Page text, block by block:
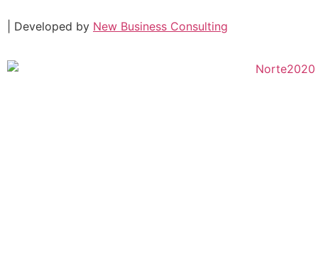
| Developed by New Business Consulting